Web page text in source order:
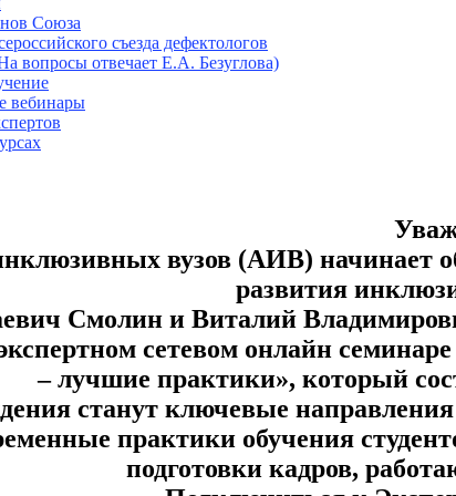
Союза
съезда дефектологов
вопросы отвечает Е.А. Безуглова)
вебинары
вузов (АИВ) начинает
развития
Смолин и Виталий
сетевом онлайн
– лучшие практики», который
станут ключевые
практики обучения
подготовки кадров,